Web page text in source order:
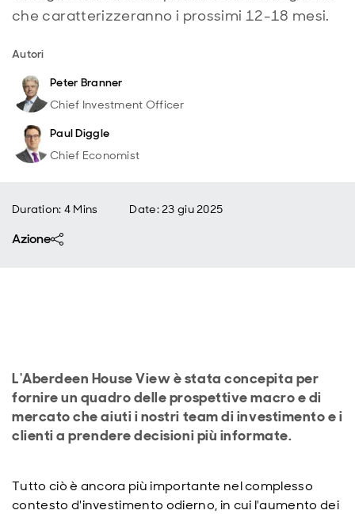
che caratterizzeranno i prossimi 12-18 mesi.
Autori
Peter Branner
Chief Investment Officer
Paul Diggle
Chief Economist
Duration: 4 Mins Date:23 giu 2025
Azione
L'Aberdeen House View è stata concepita per
fornire un quadro delle prospettive macro e di
mercato che aiuti i nostri team di investimento e i
clienti a prendere decisioni più informate.
Tutto ciò è ancora più importante nel complesso
contesto d'investimento odierno, in cui l'aumento dei